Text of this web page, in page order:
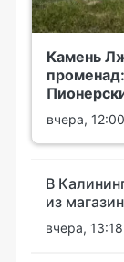
Камень
вчера, 12:00
В
из
вчера, 13:18